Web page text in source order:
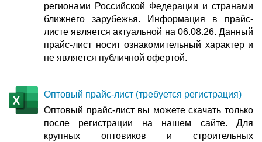
регионами Российской Федерации и странами
ближнего зарубежья. Информация в прайс-
листе является актуальной на 06.08.26. Данный
прайс-лист носит ознакомительный характер и
не является публичной офертой.
Оптовый прайс-лист (требуется регистрация)
Оптовый прайс-лист вы можете скачать только
после регистрации на нашем сайте. Для
крупных оптовиков и строительных